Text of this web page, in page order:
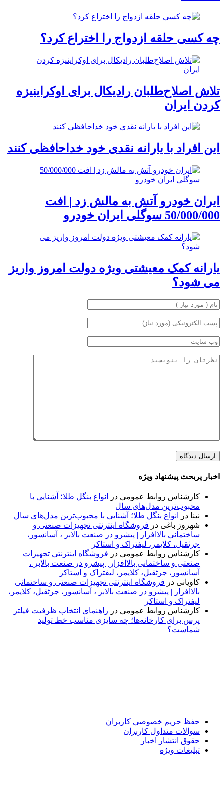
چه کسی حلقه‌ ازدواج را اختراع کرد؟
تلاش اصلاح‌طلبان رادیکال برای اوکراینیزه
کردن ایران
این افراد با یارانه نقدی خود خداحافظی کنند
ایران خودرو آتش به مالش زد | افت
50/000/000 سوگلی ایران خودرو
یارانه کمک معیشتی ویژه دولت امروز واریز
می شود؟
اخبار پربحث پیشنهاد ویژه
کارشناس روابط عمومی در
انواع بنگل طلا؛ آشنایی با
محبوب‌ترین مدل‌های سال
نینا در
انواع بنگل طلا؛ آشنایی با محبوب‌ترین مدل‌های سال
شهروز باغی در فروشگاه اینترنتی تجهیزات صنعتی و
ساختمانی بالاافزار | پیشرو در صنعت بالابر ، آسانسور،
جرثقیل، کلایمر، لیفتراک و استاکر
کارشناس روابط عمومی در فروشگاه اینترنتی تجهیزات
صنعتی و ساختمانی بالاافزار | پیشرو در صنعت بالابر ،
آسانسور، جرثقیل، کلایمر، لیفتراک و استاکر
کاویانی در فروشگاه اینترنتی تجهیزات صنعتی و ساختمانی
بالاافزار | پیشرو در صنعت بالابر ، آسانسور، جرثقیل، کلایمر،
لیفتراک و استاکر
کارشناس روابط عمومی در راهنمای انتخاب ظرفیت فیلتر
پرس برای کارخانه‌ها؛ چه سایزی مناسب خط تولید
شماست؟
حفظ حریم خصوصی کاربران
سوالات متداول کاربران
حقوق انتشار اخبار
تبلیغات ویژه